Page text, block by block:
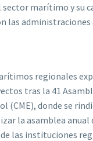
marítimo y su
las administraciones
regionales
tras la 41
(CME), donde se
la asamblea anual
las instituciones